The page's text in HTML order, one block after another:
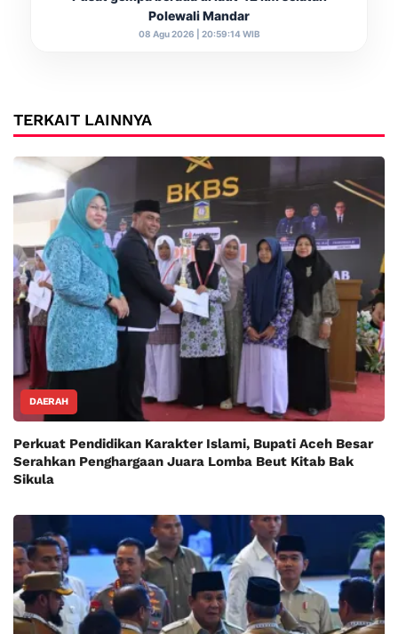
Polewali Mandar
08 Agu 2026 | 20:59:14 WIB
TERKAIT LAINNYA
DAERAH
Perkuat Pendidikan Karakter Islami, Bupati Aceh Besar
Serahkan Penghargaan Juara Lomba Beut Kitab Bak
Sikula